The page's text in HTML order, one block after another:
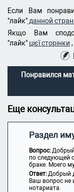
Если Вам
"лайк" данной
Якщо Вам
"лайк" цієї сторінки
Понравился
Еще
Раздел
Вопрос:
по следующей
браке. Моего
Ответ:Добрый
Ваш вопрос не
нотариата.